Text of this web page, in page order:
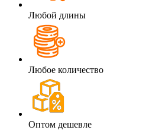
Любой длины
Любое количество
Оптом дешевле